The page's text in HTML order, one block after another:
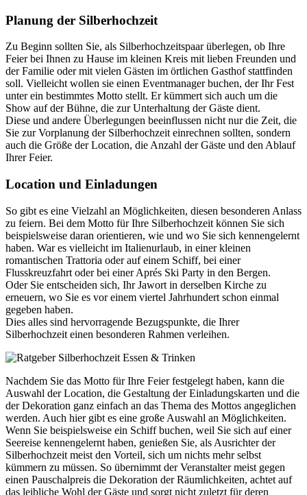
Planung der Silberhochzeit
Zu Beginn sollten Sie, als Silberhochzeitspaar überlegen, ob Ihre
Feier bei Ihnen zu Hause im kleinen Kreis mit lieben Freunden und
der Familie oder mit vielen Gästen im örtlichen Gasthof stattfinden
soll. Vielleicht wollen sie einen Eventmanager buchen, der Ihr Fest
unter ein bestimmtes Motto stellt. Er kümmert sich auch um die
Show auf der Bühne, die zur Unterhaltung der Gäste dient.
Diese und andere Überlegungen beeinflussen nicht nur die Zeit, die
Sie zur Vorplanung der Silberhochzeit einrechnen sollten, sondern
auch die Größe der Location, die Anzahl der Gäste und den Ablauf
Ihrer Feier.
Location und Einladungen
So gibt es eine Vielzahl an Möglichkeiten, diesen besonderen Anlass
zu feiern. Bei dem Motto für Ihre Silberhochzeit können Sie sich
beispielsweise daran orientieren, wie und wo Sie sich kennengelernt
haben. War es vielleicht im Italienurlaub, in einer kleinen
romantischen Trattoria oder auf einem Schiff, bei einer
Flusskreuzfahrt oder bei einer Aprés Ski Party in den Bergen.
Oder Sie entscheiden sich, Ihr Jawort in derselben Kirche zu
erneuern, wo Sie es vor einem viertel Jahrhundert schon einmal
gegeben haben.
Dies alles sind hervorragende Bezugspunkte, die Ihrer
Silberhochzeit einen besonderen Rahmen verleihen.
Nachdem Sie das Motto für Ihre Feier festgelegt haben, kann die
Auswahl der Location, die Gestaltung der Einladungskarten und die
der Dekoration ganz einfach an das Thema des Mottos angeglichen
werden. Auch hier gibt es eine große Auswahl an Möglichkeiten.
Wenn Sie beispielsweise ein Schiff buchen, weil Sie sich auf einer
Seereise kennengelernt haben, genießen Sie, als Ausrichter der
Silberhochzeit meist den Vorteil, sich um nichts mehr selbst
kümmern zu müssen. So übernimmt der Veranstalter meist gegen
einen Pauschalpreis die Dekoration der Räumlichkeiten, achtet auf
das leibliche Wohl der Gäste und sorgt nicht zuletzt für deren